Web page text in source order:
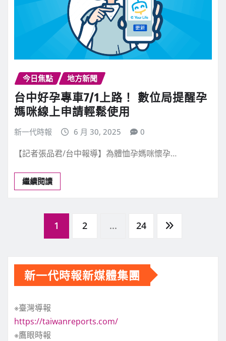
今日焦點 地方新聞
台中好孕專車7/1上路！ 數位局提醒孕
媽咪線上申請輕鬆使用
新一代時報 6 月 30, 2025 0
【記者張品君/台中報導】為體恤孕媽咪懷孕…
繼續閱讀
章
分
頁
1 2 ... 24
新一代時報新媒體集團
※臺灣導報
https://taiwanreports.com/
※鷹眼時報